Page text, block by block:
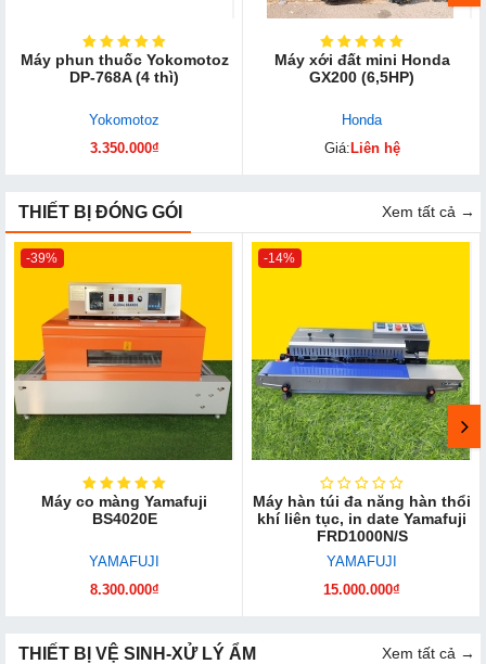
Máy phun thuốc Yokomotoz
DP-768A (4 thì)
Yokomotoz
3.350.000₫
Máy xới đất mini Honda
GX200 (6,5HP)
Honda
Giá: Liên hệ
THIẾT BỊ ĐÓNG GÓI Xem tất cả →
-39%
Máy co màng Yamafuji
BS4020E
YAMAFUJI
8.300.000₫
-14%
Máy hàn túi đa năng hàn thổi
khí liên tục, in date Yamafuji
FRD1000N/S
YAMAFUJI
15.000.000₫
THIẾT BỊ VỆ SINH-XỬ LÝ ẨM Xem tất cả →